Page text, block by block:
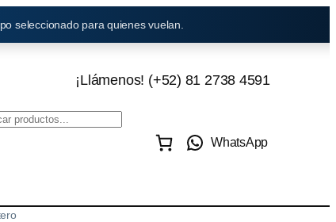
seleccionado para quienes vuelan.
¡Llámenos! (+52) 81 2738 4591
WhatsApp